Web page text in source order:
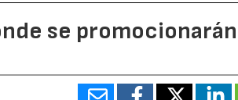
se promocionarán